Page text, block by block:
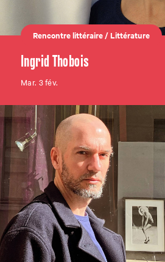
Rencontre littéraire/ Littérature
Ingrid Thobois
Mar. 3 fév.